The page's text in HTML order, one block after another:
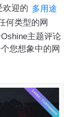
迎的 多用途
何类型的网
主题评论
您想象中的网